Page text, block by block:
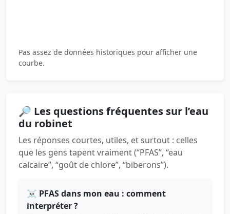
Pas assez de données historiques pour afficher une
courbe.
🔎 Les questions fréquentes sur l’eau
du robinet
Les réponses courtes, utiles, et surtout : celles
que les gens tapent vraiment (“PFAS”, “eau
calcaire”, “goût de chlore”, “biberons”).
☠️ PFAS dans mon eau : comment
interpréter ?